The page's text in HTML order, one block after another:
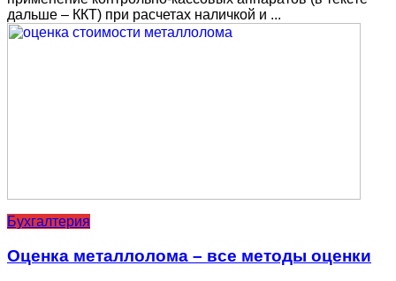
дальше – ККТ) при расчетах наличкой и ...
Бухгалтерия
Оценка металлолома – все методы оценки